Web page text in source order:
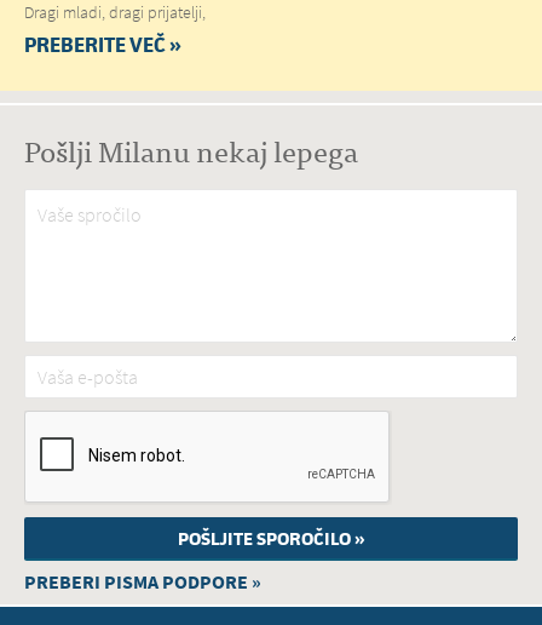
Dragi mladi, dragi prijatelji,
PREBERITE VEČ »
Pošlji Milanu nekaj lepega
Vaše spročilo*
Vaša e-pošta*
PREBERI PISMA PODPORE »